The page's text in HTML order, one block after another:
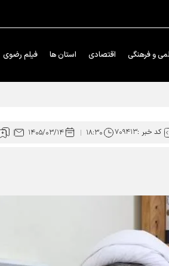
و فرهنگی اقتصادی استان ها فیلم رضوی
کد خبر :۷۰۹۴۱۳ ۱۸:۳۰ ۱۴۰۵/۰۳/۱۴